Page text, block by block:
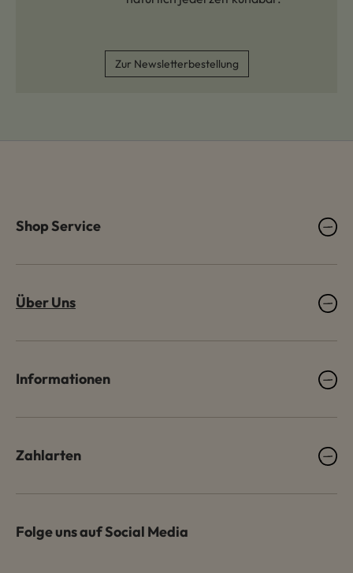
Zur Newsletterbestellung
Shop Service
Über Uns
Informationen
Zahlarten
Folge uns auf Social Media